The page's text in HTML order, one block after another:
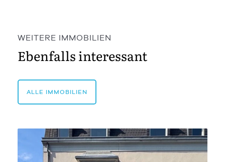
WEITERE IMMOBILIEN
Ebenfalls interessant
ALLE IMMOBILIEN